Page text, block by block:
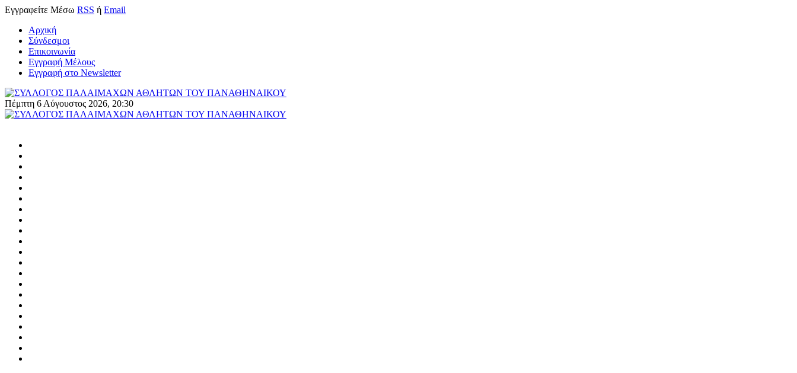
Εγγραφείτε Μέσω RSS ή Email
Αρχική
Σύνδεσμοι
Επικοινωνία
Εγγραφή Μέλους
Εγγραφή στο Newsletter
Πέμπτη 6 Αύγουστος 2026, 20:30